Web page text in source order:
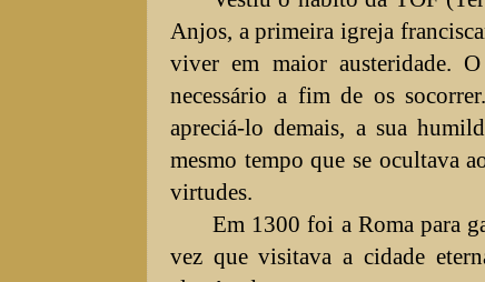
Anjos, a primeira igreja
viver em maior austeridade.
necessário a fim de os
apreciá-lo demais, a sua
mesmo tempo que se ocultava
virtudes.
Em 1300 foi a Roma para
vez que visitava a cidade